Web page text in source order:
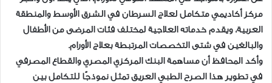
مركز أكاديمي متكامل لعلاج السرطان في الشرق الأوسط والمنطقة
العربية، ويقدم خدماته العلاجية لمختلف فئات المرضى من الأطفال
والبالغين في شتى التخصصات المرتبطة بعلاج الأورام.
وأكد المحافظ أن مساهمة البنك المركزي المصري والقطاع المصرفي
في تطوير هذا الصرح الطبي العريق تمثل نموذجًا للتكامل بين